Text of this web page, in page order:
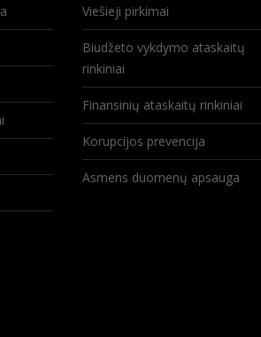
Viešieji pirkimai
Biudžeto vykdymo ataskaitų
rinkiniai
Finansinių ataskaitų rinkiniai
Korupcijos prevencija
Asmens duomenų apsauga